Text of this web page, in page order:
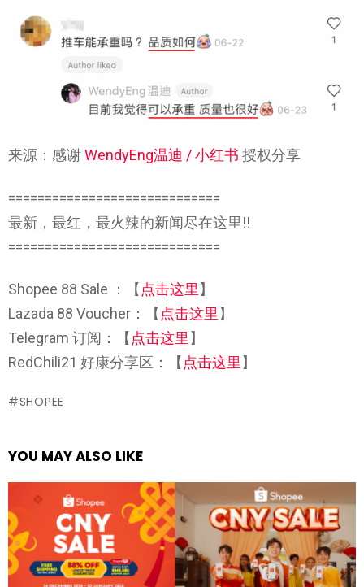
来源：感谢WendyEng温迪 / 小红书 授权分享
=============================
最新，最红，最火辣的新闻尽在这里!!
=============================
Shopee 88 Sale ：【 点击这里 】
Lazada 88 Voucher：【 点击这里 】
Telegram 订阅：【 点击这里 】
RedChili21 好康分享区：【 点击这里 】
SHOPEE
YOU MAY ALSO LIKE